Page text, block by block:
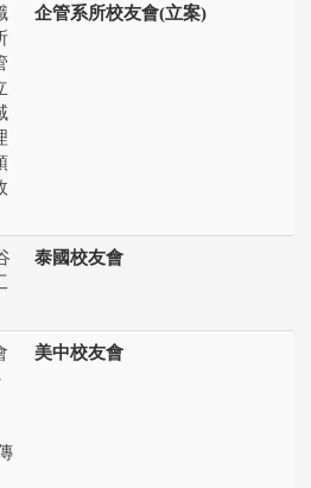
企管系所校友會(立案)
泰國校友會
美中校友會